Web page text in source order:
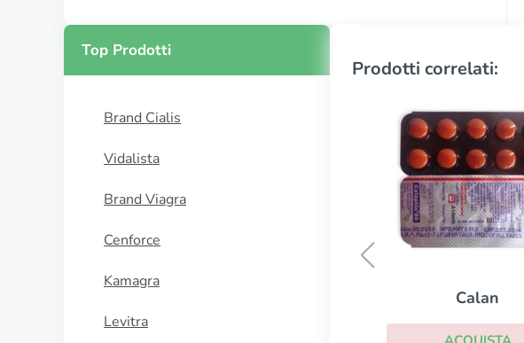
Top Prodotti
Brand Cialis
Vidalista
Brand Viagra
Cenforce
Kamagra
Levitra
Prodotti correlati:
Micardis
ACQUISTA